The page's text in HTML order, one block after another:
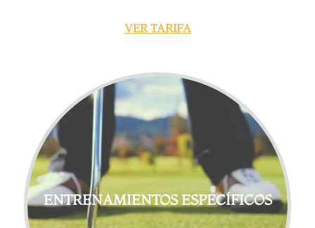
VER TARIFA
ENTRENAMIENTOS ESPECÍFICOS